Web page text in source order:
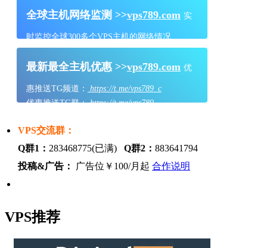
全球主机网络监测 >>vps789.com 实
时监控全球300多个VPS主机的网络情况
最新最全主机优惠 >>vps789.com 优
惠推送TG频道：
https://t.me/vps789_c
优惠推送TG群：https://t.me/vps789
VPS交流群：
Q群1： 283468775(已满) Q群2： 883641794
投稿&广告：
广告位￥100/月起 合作说明
VPS推荐